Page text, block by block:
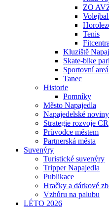
ZO
Tenis
Fitcentra
Kluziště
Skate-bike
Sportovní
Tanec
Historie
Pomníky
Město Napajedla
Napajedelské noviny
Strategie rozvoje CR
Průvodce městem
Partnerská města
Suvenýry
Turistické suvenýry
Tripper Napajedla
Publikace
Hračky a dárkové
Vzhůru na palubu
LÉTO 2026